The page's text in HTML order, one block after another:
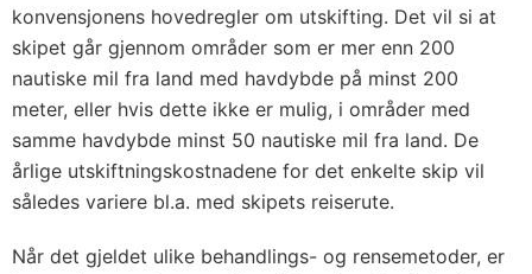
konvensjonens hoved­regler om utskifting. Det vil si at
skipet går gjennom områder som er mer enn 200
nautiske mil fra land med havdybde på minst 200
meter, eller hvis dette ikke er mulig, i områder med
samme havdybde minst 50 nautiske mil fra land. De
årlige utskiftningskostnadene for det enkelte skip vil
således variere bl.a. med skipets reiserute.
Når det gjeldet ulike behandlings- og rensemetoder, er